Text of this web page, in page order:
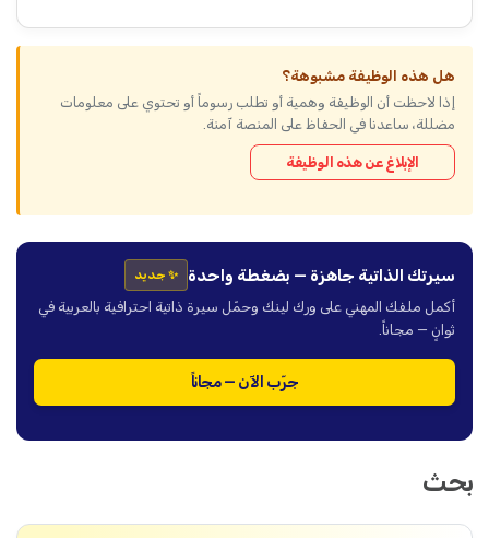
هل هذه الوظيفة مشبوهة؟
إذا لاحظت أن الوظيفة وهمية أو تطلب رسوماً أو تحتوي على معلومات
مضللة، ساعدنا في الحفاظ على المنصة آمنة.
الإبلاغ عن هذه الوظيفة
سيرتك الذاتية جاهزة — بضغطة واحدة ✨ جديد
أكمل ملفك المهني على ورك لينك وحمّل سيرة ذاتية احترافية بالعربية في
ثوانٍ — مجاناً.
جرّب الآن — مجاناً
بحث